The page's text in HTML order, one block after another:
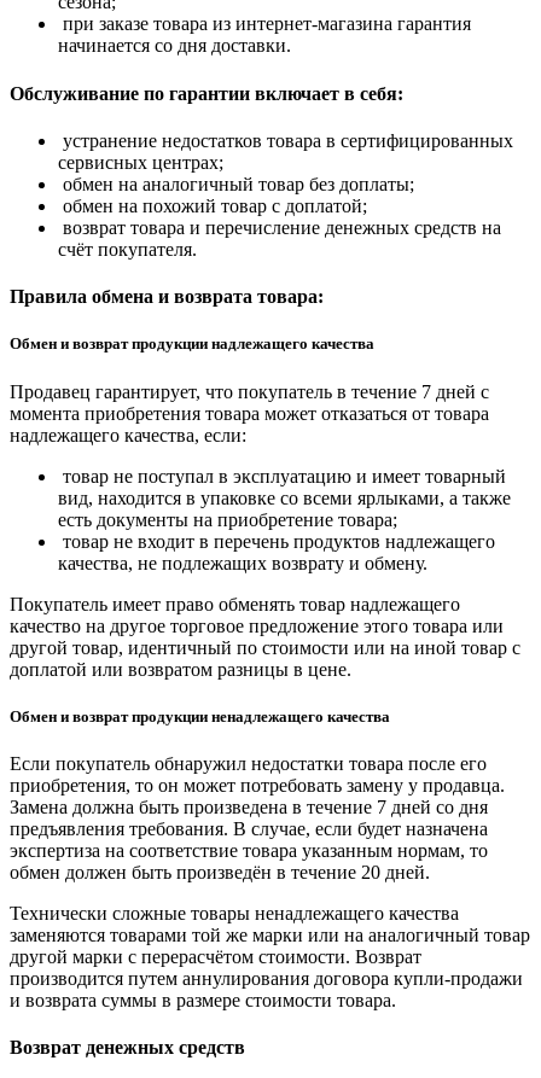
при заказе товара из интернет-магазина гарантия
начинается со дня доставки.
Обслуживание по гарантии включает в себя:
устранение недостатков товара в сертифицированных
сервисных центрах;
обмен на аналогичный товар без доплаты;
обмен на похожий товар с доплатой;
возврат товара и перечисление денежных средств на
счёт покупателя.
Правила обмена и возврата товара:
Обмен и возврат продукции надлежащего качества
Продавец гарантирует, что покупатель в течение 7 дней с
момента приобретения товара может отказаться от товара
надлежащего качества, если:
товар не поступал в эксплуатацию и имеет товарный
вид, находится в упаковке со всеми ярлыками, а также
есть документы на приобретение товара;
товар не входит в перечень продуктов надлежащего
качества, не подлежащих возврату и обмену.
Покупатель имеет право обменять товар надлежащего
качество на другое торговое предложение этого товара или
другой товар, идентичный по стоимости или на иной товар с
доплатой или возвратом разницы в цене.
Обмен и возврат продукции ненадлежащего качества
Если покупатель обнаружил недостатки товара после его
приобретения, то он может потребовать замену у продавца.
Замена должна быть произведена в течение 7 дней со дня
предъявления требования. В случае, если будет назначена
экспертиза на соответствие товара указанным нормам, то
обмен должен быть произведён в течение 20 дней.
Технически сложные товары ненадлежащего качества
заменяются товарами той же марки или на аналогичный товар
другой марки с перерасчётом стоимости. Возврат
производится путем аннулирования договора купли-продажи
и возврата суммы в размере стоимости товара.
Возврат денежных средств